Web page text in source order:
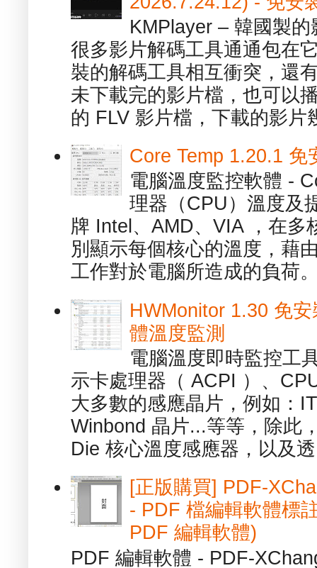
KMPlayer – 韓國製
很多影片解碼工具通通包在
裝的解碼工具相互衝突，還
未下載完的影片檔，也可以
的 FLV 影片檔，下載的影片
Core Temp 1.20.1 免
電腦溫度監控軟體 -
理器（CPU）溫度及
牌 Intel、AMD、VIA ，在多
別顯示每個核心的溫度，藉
工作對於電腦所造成的負荷
HWMonitor 1.30 免
體溫度監測
電腦溫度即時監控工
示卡處理器（ ACPI ）、
大多數的感應晶片，例如：
Winbond 晶片...等等，除此
Die 核心溫度感應器，以及
[正版購買] PDF-
- PDF 檔編輯軟體標
PDF 編輯軟體)
PDF 編輯軟體 - PDF-